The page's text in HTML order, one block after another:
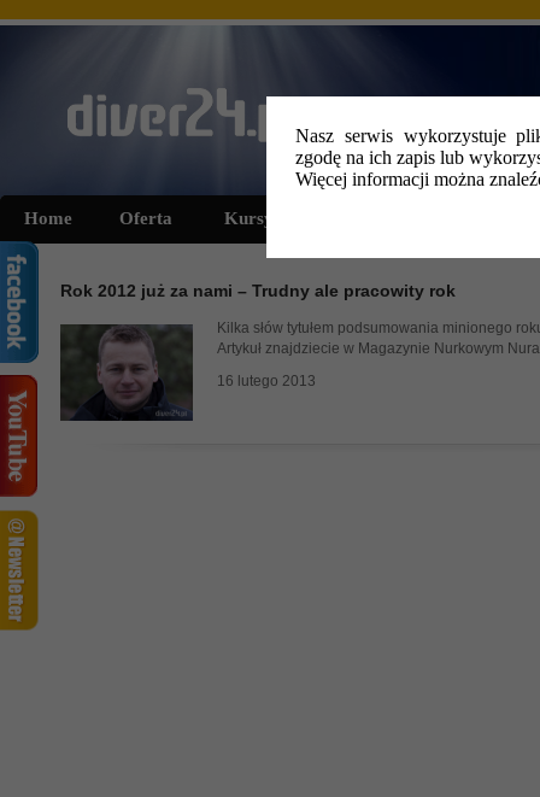
Nasz serwis wykorzystuje
zgodę na ich zapis lub
Więcej informacji można
Home Oferta Kursy i szkolenia
Rok 2012 już za nami – Trudny ale pracowity rok
Kilka słów tytułem podsumowania minionego
Artykuł znajdziecie w Magazynie Nurkowym
16 lutego 2013